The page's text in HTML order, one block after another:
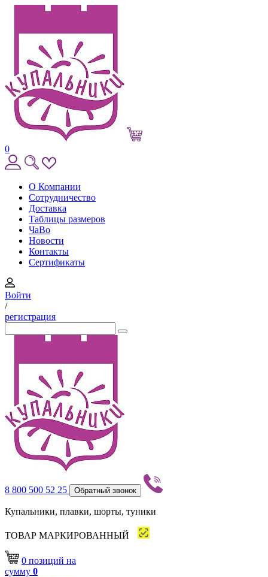
0
О Компании
Сотрудничество
Доставка
Таблицы размеров
ЧаВо
Новости
Контакты
Сертификаты
Войти
/
регистрация
8 800 500 52 25 Обратный звонок
Купальники, плавки, шорты, туники
ТОВАР МАРКИРОВАННЫЙ
0 позиций на
сумму 0